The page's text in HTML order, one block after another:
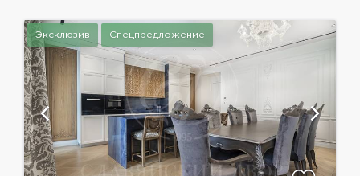
Эксклюзив Спецпредложение